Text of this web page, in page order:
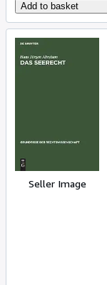
Add to basket
Seller Image